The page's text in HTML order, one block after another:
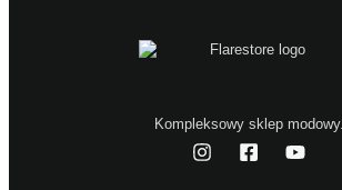
Kompleksowy sklep modowy.